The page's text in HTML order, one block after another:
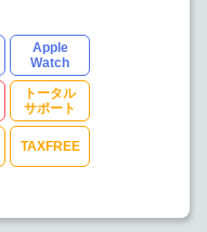
Apple
Watch
トータル
サポート
TAXFREE